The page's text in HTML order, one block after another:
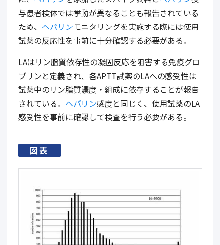
与患者検体では挙動が異なることも報告されている
ため、 ヘパリンモニタリングを実施する際には使用
試薬の反応性を事前に十分確認する必要がある。
LAはリン脂質依存性の凝固反応を阻害する免疫グロ
ブリンと定義され、各APTT試薬のLAへの感受性は
試薬中のリン脂質濃度・組成に依存することが報告
されている。 ヘパリン感度と同じく、使用試薬のLA
感受性を事前に確認して検査を行う必要がある。
図表